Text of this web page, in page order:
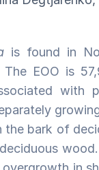
is found in
EOO is
with
bark of